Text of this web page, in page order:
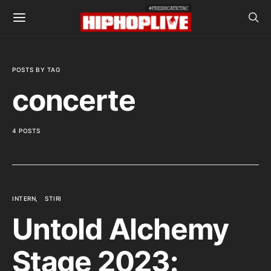
POSTS BY TAG
concerte
4 POSTS
INTERN STIRI
Untold Alchemy
Stage 2023: